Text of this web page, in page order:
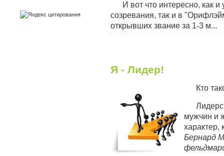
И вот что интересно, как
созревания, так и в
открывших звание за 1-3 м...
Я - Лидер!
Кто
мужчин и
характер,
Бернард